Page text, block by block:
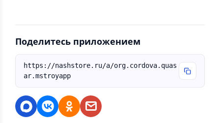
Поделитесь приложением
https://nashstore.ru/a/org.cordova.quas
ar.mstroyapp